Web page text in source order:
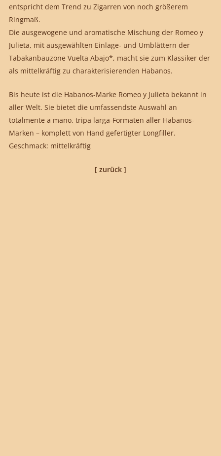
entspricht dem Trend zu Zigarren von noch größerem
Ringmaß.
Die ausgewogene und aromatische Mischung der Romeo y
Julieta, mit ausgewählten Einlage- und Umblättern der
Tabakanbauzone Vuelta Abajo*, macht sie zum Klassiker der
als mittelkräftig zu charakterisierenden Habanos.
Bis heute ist die Habanos-Marke Romeo y Julieta bekannt in
aller Welt. Sie bietet die umfassendste Auswahl an
totalmente a mano, tripa larga-Formaten aller Habanos-
Marken – komplett von Hand gefertigter Longfiller.
Geschmack: mittelkräftig
[ zurück ]